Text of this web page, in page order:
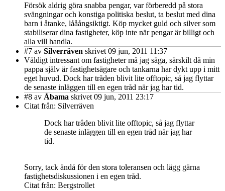
Försök aldrig göra snabba pengar, var förberedd på stora
svängningar och konstiga politiska beslut, ta beslut med dina
barn i åtanke, lååångsiktigt. Köp mycket guld och silver som
stabiliserar dina fastigheter, köp inte när pengar är billigt och
alla vill handla.
#7 av Silverräven skrivet 09 jun, 2011 11:37
Väldigt intressant om fastigheter må jag säga, särskilt då min
pappa själv är fastighetsägare och tankarna har dykt upp i mitt
eget huvud. Dock har tråden blivit lite offtopic, så jag flyttar
de senaste inläggen till en egen tråd när jag har tid.
#8 av Åbama skrivet 09 jun, 2011 23:17
Citat från: Silverräven
Dock har tråden blivit lite offtopic, så jag flyttar
de senaste inläggen till en egen tråd när jag har
tid.
Sorry, tack ändå för den stora toleransen och lägg gärna
fastighetsdiskussionen i en egen tråd.
Citat från: Bergstrollet